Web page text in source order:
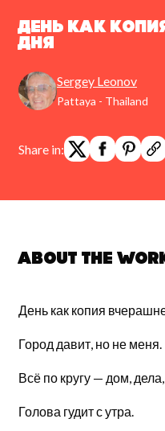
День как
дня
Sergey Leonov
Pattaya - Thailand
Share in:
About the
День как копия
Город давит, но не меня.
Всё по кругу — дом, дела,
Голова гудит с утра.